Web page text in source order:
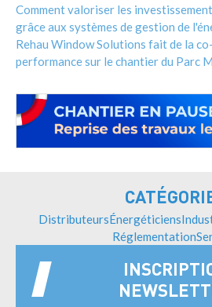
Comment valoriser les
grâce aux systèmes de gestion de
Rehau Window Solutions fait de la
performance sur le chantier du Parc
DistributeursÉnergéticiens
Réglementation